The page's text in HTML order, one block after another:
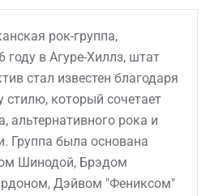
рок-группа,
году в Агуре-Хиллз, штат
стал известен благодаря
стилю, который сочетает
альтернативного рока и
Группа была основана
Шинодой, Брэдом
Дэйвом "Фениксом"